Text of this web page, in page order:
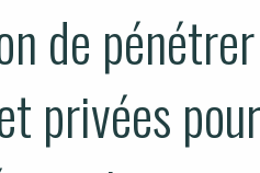
de
privées pour